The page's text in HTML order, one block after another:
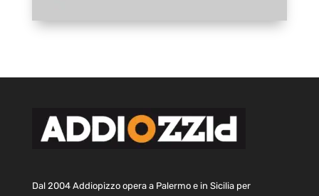
Dal 2004 Addiopizzo opera a Palermo e in Sicilia per